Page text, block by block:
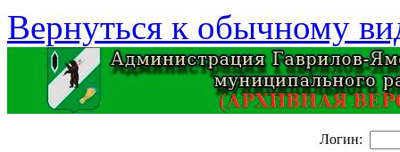
Вернуться к обычному
Логин: